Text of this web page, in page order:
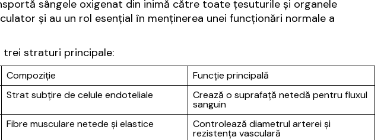
sângele oxigenat din inimă către toate țesuturile și organele
și au un rol esențial în menținerea unei funcționări normale a
trei straturi principale:
Compoziție
Funcție principală
Strat subțire de celule endoteliale Crează o suprafață netedă pentru fluxul
sanguin
Fibre musculare netede și elastice Controlează diametrul arterei și
rezistența vasculară